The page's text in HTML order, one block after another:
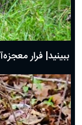
ببینید| فرار